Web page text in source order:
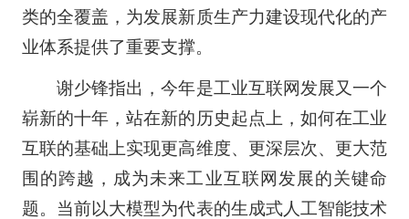
类的全覆盖，为发展新质生产力建设现代化的产
业体系提供了重要支撑。
谢少锋指出，今年是工业互联网发展又一个
崭新的十年，站在新的历史起点上，如何在工业
互联的基础上实现更高维度、更深层次、更大范
围的跨越，成为未来工业互联网发展的关键命
题。当前以大模型为代表的生成式人工智能技术